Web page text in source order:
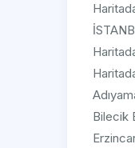
Bilecik